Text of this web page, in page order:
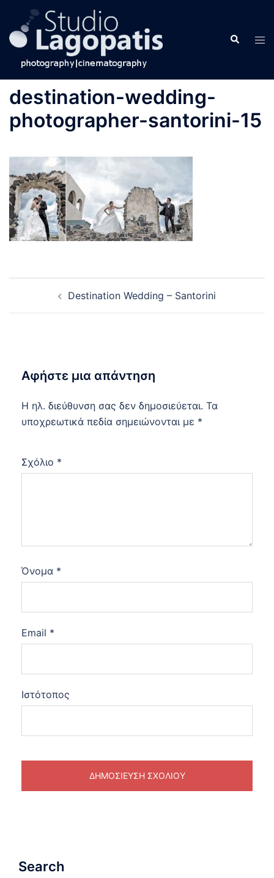
content
Search
destination-wedding-
photographer-santorini-15
navigationDestination Wedding – Santorini
Αφήστε μια απάντηση
Η ηλ. διεύθυνση σας δεν δημοσιεύεται. Τα
υποχρεωτικά πεδία σημειώνονται με *
Σχόλιο *
Όνομα *
Email *
Ιστότοπος
Search